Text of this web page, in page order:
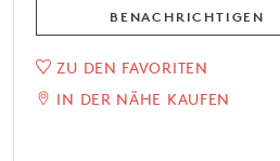
Bündner
BENACHRICH­TIGEN
ZU DEN FAVORITEN
IN DER NÄHE KAUFEN